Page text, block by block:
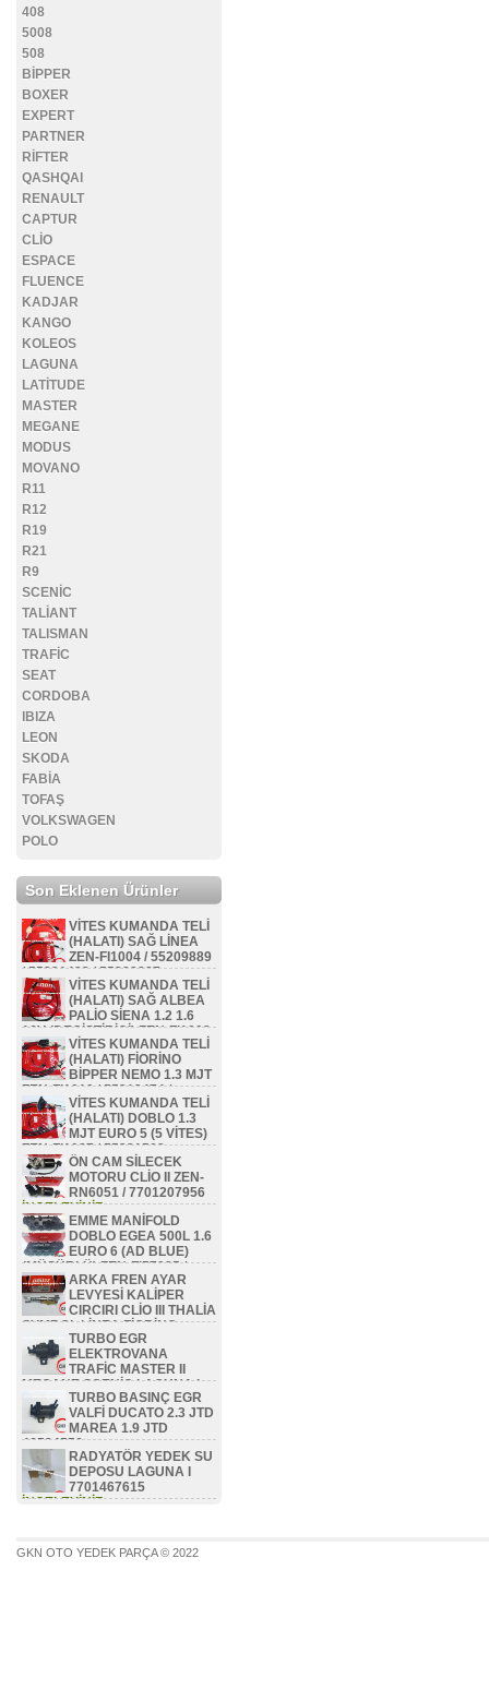
408
5008
508
BİPPER
BOXER
EXPERT
PARTNER
RİFTER
QASHQAI
RENAULT
CAPTUR
CLİO
ESPACE
FLUENCE
KADJAR
KANGO
KOLEOS
LAGUNA
LATİTUDE
MASTER
MEGANE
MODUS
MOVANO
R11
R12
R19
R21
R9
SCENİC
TALİANT
TALISMAN
TRAFİC
SEAT
CORDOBA
IBIZA
LEON
SKODA
FABİA
TOFAŞ
VOLKSWAGEN
POLO
Son Eklenen Ürünler
VİTES KUMANDA TELİ
(HALATI) SAĞ LİNEA
ZEN-FI1004 / 55209889
/ 55231423 / 55228887
İNCELEYİNİZ...VİTES KUMANDA TELİ
(HALATI) SAĞ ALBEA
PALİO SİENA 1.2 1.6
16V (DEGİŞTİRİCİ) ZEN-FI1002
/ 46800214
İNCELEYİNİZ...
VİTES KUMANDA TELİ
(HALATI) FİORİNO
BİPPER NEMO 1.3 MJT
ZEN-FI1010 / 55212474 /
55231412 / 55218870 /
55247553 / 55212473 /
55255706
İNCELEYİNİZ...
VİTES KUMANDA TELİ
(HALATI) DOBLO 1.3
MJT EURO 5 (5 VİTES)
ZEN-FI1027 / 55221508
İNCELEYİNİZ...ÖN CAM SİLECEK
MOTORU CLİO II ZEN-
RN6051 / 7701207956
İNCELEYİNİZ...
EMME MANİFOLD
DOBLO EGEA 500L 1.6
EURO 6 (AD BLUE)
(MÜŞÜRLÜ) ZEN-FI57085 /
46336475 / 46351479 /
46354786 / 46353418
İNCELEYİNİZ...
ARKA FREN AYAR
LEVYESİ KALİPER
CIRCIRI CLİO III THALİA
SYMBOL LİNEA FİORİNO
BİPPER NEMO ZEN-FI8506 /
77362444
İNCELEYİNİZ...
TURBO EGR
ELEKTROVANA
TRAFİC MASTER II
MEGANE SCENİC LAGUNA I
1.9 DCİ F9Q 7700113071
İNCELEYİNİZ...
TURBO BASINÇ EGR
VALFİ DUCATO 2.3 JTD
MAREA 1.9 JTD
46524556
İNCELEYİNİZ...RADYATÖR YEDEK SU
DEPOSU LAGUNA I
7701467615
İNCELEYİNİZ...
GKN OTO YEDEK PARÇA © 2022